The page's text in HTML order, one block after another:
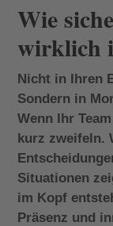
Wie
wirklich
Nicht in Ihren
Sondern in
Wenn Ihr
kurz zweifeln.
Situationen
im Kopf
Präsenz und